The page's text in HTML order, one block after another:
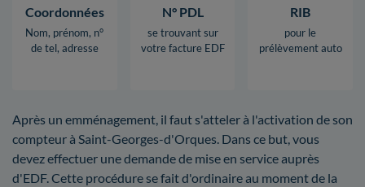
Coordonnées
Nom, prénom, n°
de tel, adresse
N° PDL
se trouvant sur
votre facture EDF
RIB
pour le
prélèvement auto
Après un emménagement, il faut s'atteler à l'activation de son
compteur à Saint-Georges-d'Orques. Dans ce but, vous
devez effectuer une demande de mise en service auprès
d'EDF. Cette procédure se fait d'ordinaire au moment de la